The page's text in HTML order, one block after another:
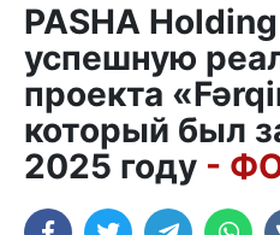
PASHA
успешную
проекта
который был
2025 году -